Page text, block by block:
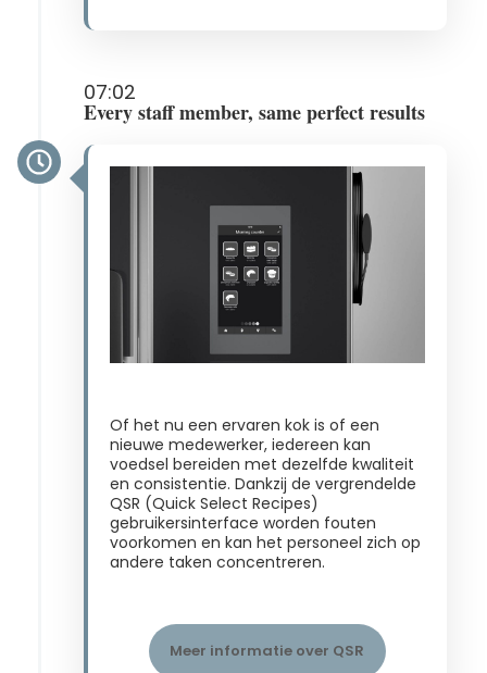
07:02
Every staff member, same perfect results
Of het nu een ervaren kok is of een
nieuwe medewerker, iedereen kan
voedsel bereiden met dezelfde kwaliteit
en consistentie. Dankzij de vergrendelde
QSR (Quick Select Recipes)
gebruikersinterface worden fouten
voorkomen en kan het personeel zich op
andere taken concentreren​.
Meer informatie over QSR